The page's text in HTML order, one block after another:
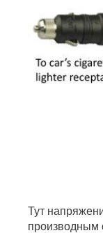
Тут
производным